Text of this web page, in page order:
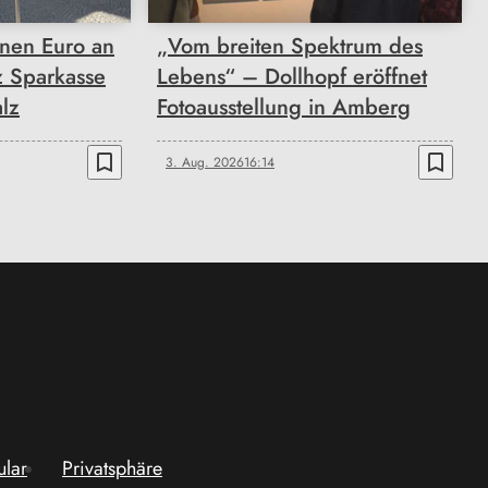
Euro an
bookmark_border
„Vom breiten Spektrum des
Lebens“ – Dollhopf eröffnet
Fotoausstellung in Amberg
3. Aug. 202616:14 bookmark_border
Privatsphäre